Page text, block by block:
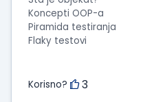
Koncepti OOP-a
Piramida testiranja
Flaky testovi
Korisno? 3